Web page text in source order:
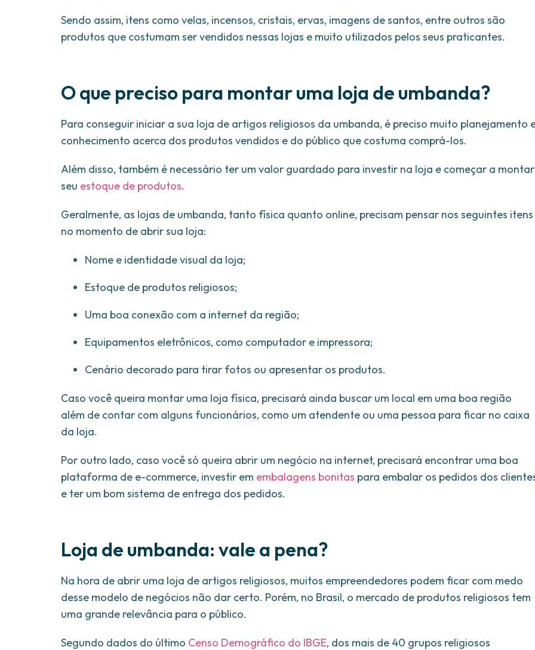
Sendo assim, itens como velas, incensos, cristais, ervas, imagens de santos, entre outros são
produtos que costumam ser vendidos nessas lojas e muito utilizados pelos seus praticantes.
O que preciso para montar uma loja de umbanda?
Para conseguir iniciar a sua loja de artigos religiosos da umbanda, é preciso muito planejamento
conhecimento acerca dos produtos vendidos e do público que costuma comprá-los.
Além disso, também é necessário ter um valor guardado para investir na loja e começar a montar
seu estoque de produtos.
Geralmente, as lojas de umbanda, tanto física quanto online, precisam pensar nos seguintes itens
no momento de abrir sua loja:
Nome e identidade visual da loja;
Estoque de produtos religiosos;
Uma boa conexão com a internet da região;
Equipamentos eletrônicos, como computador e impressora;
Cenário decorado para tirar fotos ou apresentar os produtos.
Caso você queira montar uma loja física, precisará ainda buscar um local em uma boa região
além de contar com alguns funcionários, como um atendente ou uma pessoa para ficar no caixa
da loja.
Por outro lado, caso você só queira abrir um negócio na internet, precisará encontrar uma boa
plataforma de e-commerce, investir em embalagens bonitas para embalar os pedidos dos
e ter um bom sistema de entrega dos pedidos.
Loja de umbanda: vale a pena?
Na hora de abrir uma loja de artigos religiosos, muitos empreendedores podem ficar com medo
desse modelo de negócios não dar certo. Porém, no Brasil, o mercado de produtos religiosos tem
uma grande relevância para o público.
Segundo dados do último Censo Demográfico do IBGE, dos mais de 40 grupos religiosos